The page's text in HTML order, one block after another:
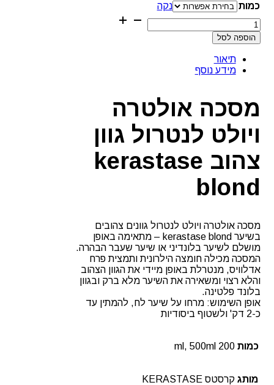
עד
⁦₪369.00⁩
כמות
נקה
כמות
של
מסכה
ויולט
לנטרול
kerastase
blond
הוספה לסל
תיאור
מידע נוסף
מסכה אולטרה
ויולט לנטרול גוון
צהוב kerastase
blond
מסכה אולטרה ויולט לנטרול גוונים צהובים
בשיער kerastase blond – מתאימה באופן
מושלם לשיער בלונדיני או שיער שעבר הבהרה.
המסכה מכילה חומצה הילרונית ותמצית פרח
אדלוויס, מנטרלת באופן מיידי את הגוון הצהוב
והלא רצוי ומשאירה את השיער מלא ברק ובגוון
בלונד פלטינה.
אופן השימוש: מרחו על שיער לח, להמתין עד
כ-2 דק' ולשטוף ביסודיות
כמות 200 ml, 500ml
מותג קרסטס KERASTASE